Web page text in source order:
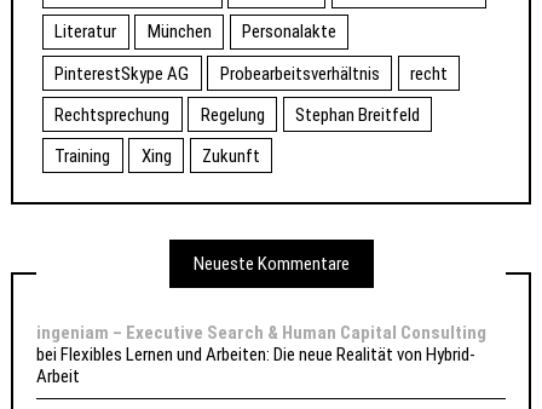
Literatur
München
Personalakte
PinterestSkype AG
Probearbeitsverhältnis
recht
Rechtsprechung
Regelung
Stephan Breitfeld
Training
Xing Zukunft
Neueste Kommentare
ingeniam – Executive Search & Human Capital Consulting
beiFlexibles Lernen und Arbeiten: Die neue Realität von Hybrid-
Arbeit